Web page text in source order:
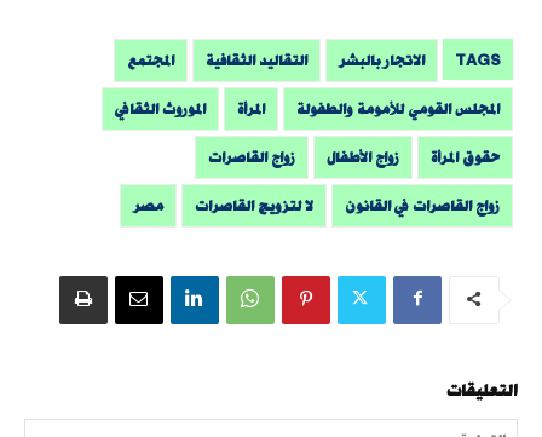
TAGS الاتجار بالبشر التقاليد الثقافية المجتمع
المجلس القومي للأمومة والطفولة المرأة الموروث الثقافي
حقوق المرأة زواج الأطفال زواج القاصرات
زواج القاصرات في القانون لا لتزويج القاصرات مصر
التعليقات